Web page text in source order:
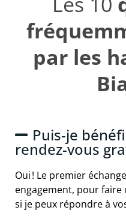
par les
Puis-je
rendez-vous
Oui ! Le premier
engagement, pour
si je peux répondre à